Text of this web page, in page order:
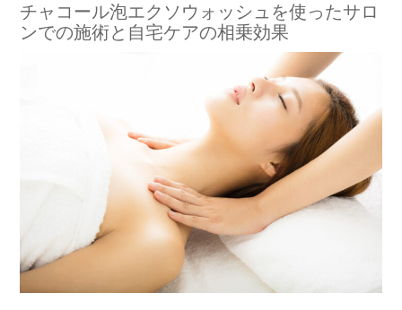
チャコール泡エクソウォッシュを使ったサロ
ンでの施術と自宅ケアの相乗効果